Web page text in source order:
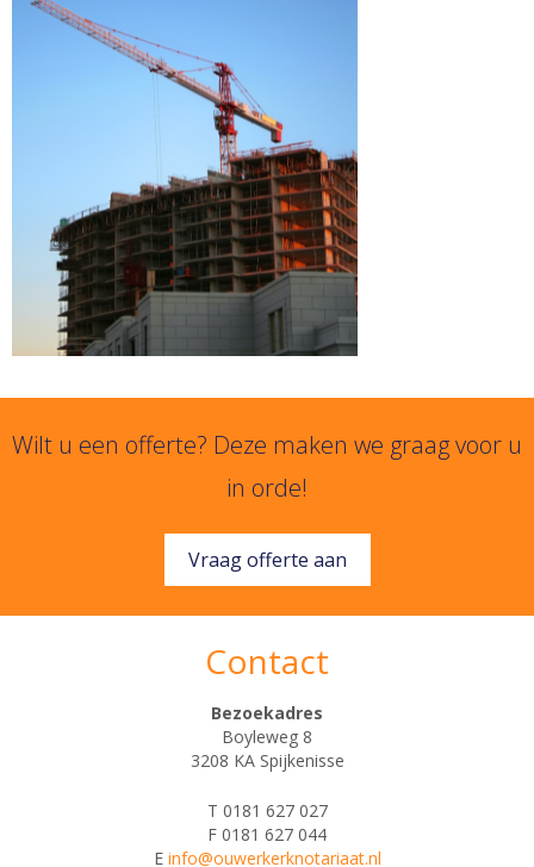
Wilt u een offerte? Deze maken we graag voor u
in orde!
Vraag offerte aan
Contact
Bezoekadres
Boyleweg 8
3208 KA Spijkenisse
T 0181 627 027
F 0181 627 044
E info@ouwerkerknotariaat.nl